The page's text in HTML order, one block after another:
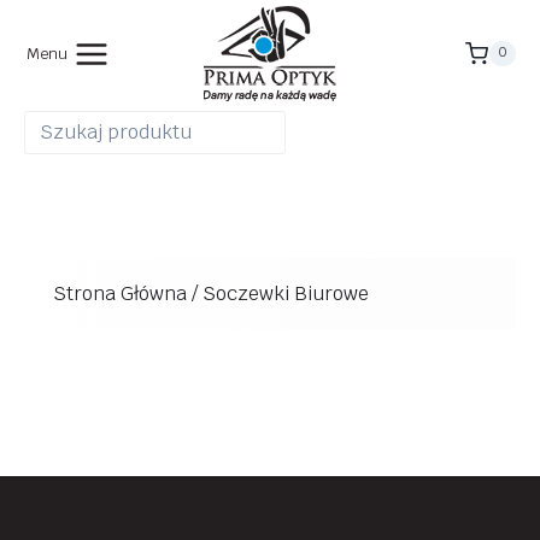
Menu 0
Strona Główna/Soczewki Biurowe